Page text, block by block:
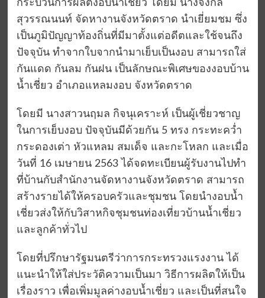
กระบวนการผลิตงอบน้ำเชี่ยว โดยมี นางจงกล
สุวรรณนนท์ จัดหางานจังหวัดตราด นำเยี่ยมชม ซึ่ง
เป็นภูมิปัญญาท้องถิ่นที่มีมาตั้งแต่อดีตและใช้จนถึง
ปัจจุบัน ทำจากใบจากนำมาเย็บเป็นงอบ สามารถใส่
กันแดด กันลม กันฝน เป็นลักษณะพิเศษของงอบบ้าน
น้ำเชี่ยว อำเภอแหลมงอบ จังหวัดตราด
โดยมี นางสาวนฤมล กิจนุเคราะห์ เป็นผู้เชี่ยวชาญ
ในการเย็บงอบ ปัจจุบันมีด้วยกัน 5 ทรง กระทะคว่ำ
กระดองเต่า หัวแหลม สมเด็จ และกะโหลก และเมื่อ
วันที่ 16 เมษายน 2563 ได้จดทะเบียนผู้รับงานไปทำ
ที่บ้านกับสำนักงานจัดหางานจังหวัดตราด สามารถ
สร้างรายได้ให้ครอบครัวและชุมชน โดยนำงอบน้ำ
เชี่ยวส่งให้กับวิสาหกิจชุมชนท่องเที่ยวบ้านน้ำเชี่ยว
และลูกค้าทั่วไป
โดยที่ปรึกษารัฐมนตรีว่าการกระทรวงแรงงาน ได้
แนะนำให้ใส่ประวัติความเป็นมา วิธีการผลิตให้เป็น
เรื่องราว เพื่อเพิ่มมูลค่างอบน้ำเชี่ยว และเป็นที่สนใจ